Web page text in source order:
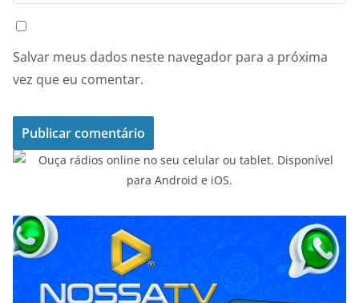
Salvar meus dados neste navegador para a próxima
vez que eu comentar.